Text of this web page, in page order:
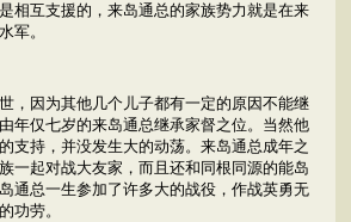
相互支援的，来岛通总的家族势力就是在来
军。
，因为其他几个儿子都有一定的原因不能继
年仅七岁的来岛通总继承家督之位。当然他
支持，并没发生大的动荡。来岛通总成年之
一起对战大友家，而且还和同根同源的能岛
通总一生参加了许多大的战役，作战英勇无
功劳。